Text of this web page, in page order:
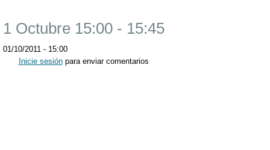
1 Octubre 15:00 - 15:45
01/10/2011 - 15:00
Inicie sesiónpara enviar comentarios